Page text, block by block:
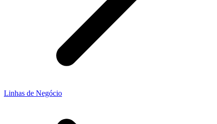
Linhas de Negócio